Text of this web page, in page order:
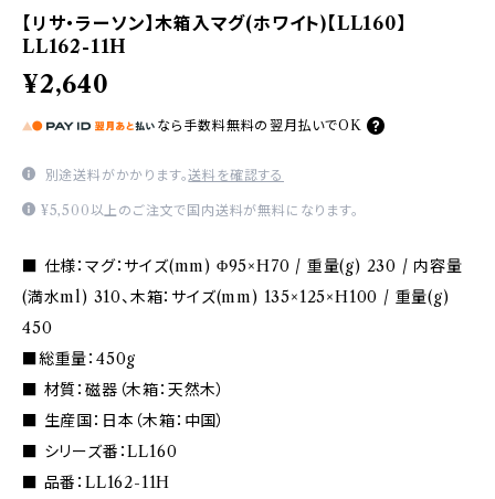
【リサ・ラーソン】木箱入マグ(ホワイト)【LL160】
LL162-11H
¥2,640
なら 手数料無料の 翌月払いでOK
別途送料がかかります。送料を確認する
¥5,500以上のご注文で国内送料が無料になります。
■ 仕様：マグ：サイズ(mm) Φ95×H70 / 重量(g) 230 / 内容量
(満水ml) 310、木箱：サイズ(mm) 135×125×H100 / 重量(g)
450
■総重量：450g
■ 材質：磁器（木箱：天然木）
■ 生産国：日本（木箱：中国）
■ シリーズ番：LL160
■ 品番：LL162-11H